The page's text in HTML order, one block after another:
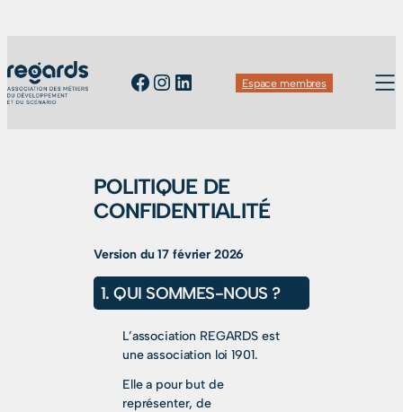
Facebook
Instagram
LinkedInEspace membres
POLITIQUE DE
CONFIDENTIALITÉ
Version du 17 février 2026
1. QUI SOMMES-NOUS ?
L’association REGARDS est
une association loi 1901.
Elle a pour but de
représenter, de